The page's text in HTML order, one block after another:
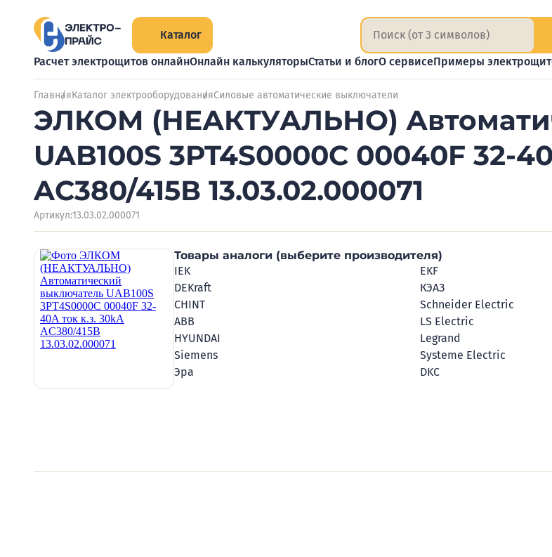
Каталог
Расчет электрощитов онлайнОнлайн калькуляторыСтатьи и блогО сервисеПримеры
ГлавнаяКаталог электрооборудованияСиловые автоматические выключатели
ЭЛКОМ (НЕАКТУАЛЬНО)
UAB100S 3PT4S0000C 00040F 32-
AC380/415В 13.03.02.000071
Артикул:13.03.02.000071
Товары аналоги (выберите производителя)
IEK
EKF
DEKraft
КЭАЗ
CHINT
Schneider Electric
ABB
LS Electric
HYUNDAI
Legrand
Siemens
Systeme Electric
Эра
DKC